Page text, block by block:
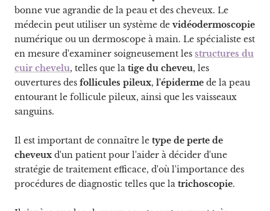
bonne vue agrandie de la peau et des cheveux. Le
médecin peut utiliser un système de vidéodermoscopie
numérique ou un dermoscope à main. Le spécialiste est
en mesure d'examiner soigneusement les structures du
cuir chevelu, telles que la tige du cheveu, les
ouvertures des follicules pileux, l'épiderme de la peau
entourant le follicule pileux, ainsi que les vaisseaux
sanguins.
Il est important de connaître le type de perte de
cheveux d'un patient pour l'aider à décider d'une
stratégie de traitement efficace, d'où l'importance des
procédures de diagnostic telles que la trichoscopie.